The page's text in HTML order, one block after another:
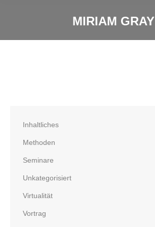
MIRIAM GRAY
Inhaltliches
Methoden
Seminare
Unkategorisiert
Virtualität
Vortrag